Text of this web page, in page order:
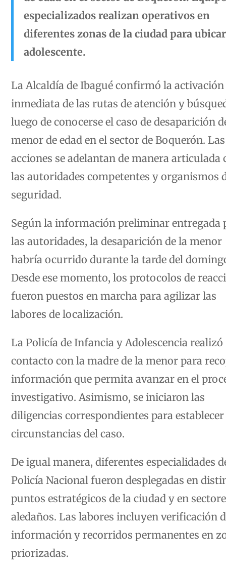
especializados realizan operativos en
diferentes zonas de la ciudad para
adolescente.
La Alcaldía de Ibagué confirmó la activación
inmediata de las rutas de atención y
luego de conocerse el caso de desaparición
menor de edad en el sector de Boquerón. Las
acciones se adelantan de manera articulada
las autoridades competentes y organismos
seguridad.
Según la información preliminar entregada
las autoridades, la desaparición de la menor
habría ocurrido durante la tarde del
Desde ese momento, los protocolos de
fueron puestos en marcha para agilizar las
labores de localización.
La Policía de Infancia y Adolescencia realizó
contacto con la madre de la menor para
información que permita avanzar en el
investigativo. Asimismo, se iniciaron las
diligencias correspondientes para
circunstancias del caso.
De igual manera, diferentes especialidades
Policía Nacional fueron desplegadas en
puntos estratégicos de la ciudad y en
aledaños. Las labores incluyen verificación
información y recorridos permanentes en
priorizadas.